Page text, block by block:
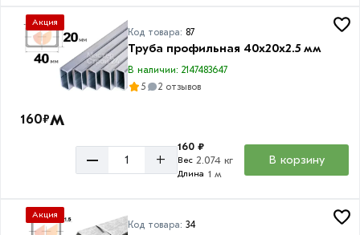
Акция
Код товара: 87
Труба профильная 40х20х2.5 мм
В наличии: 2147483647
5
2 отзывов
160₽м
– +
160 ₽
Вес 2.074 кг
Длина 1 м
В корзину
Акция
Код товара: 34